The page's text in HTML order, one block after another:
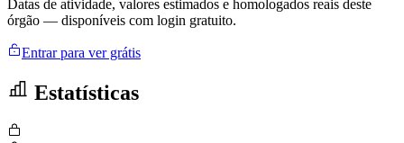
Datas de atividade, valores estimados e homologados reais deste
órgão — disponíveis com login gratuito.
Entrar para ver grátis
Estatísticas